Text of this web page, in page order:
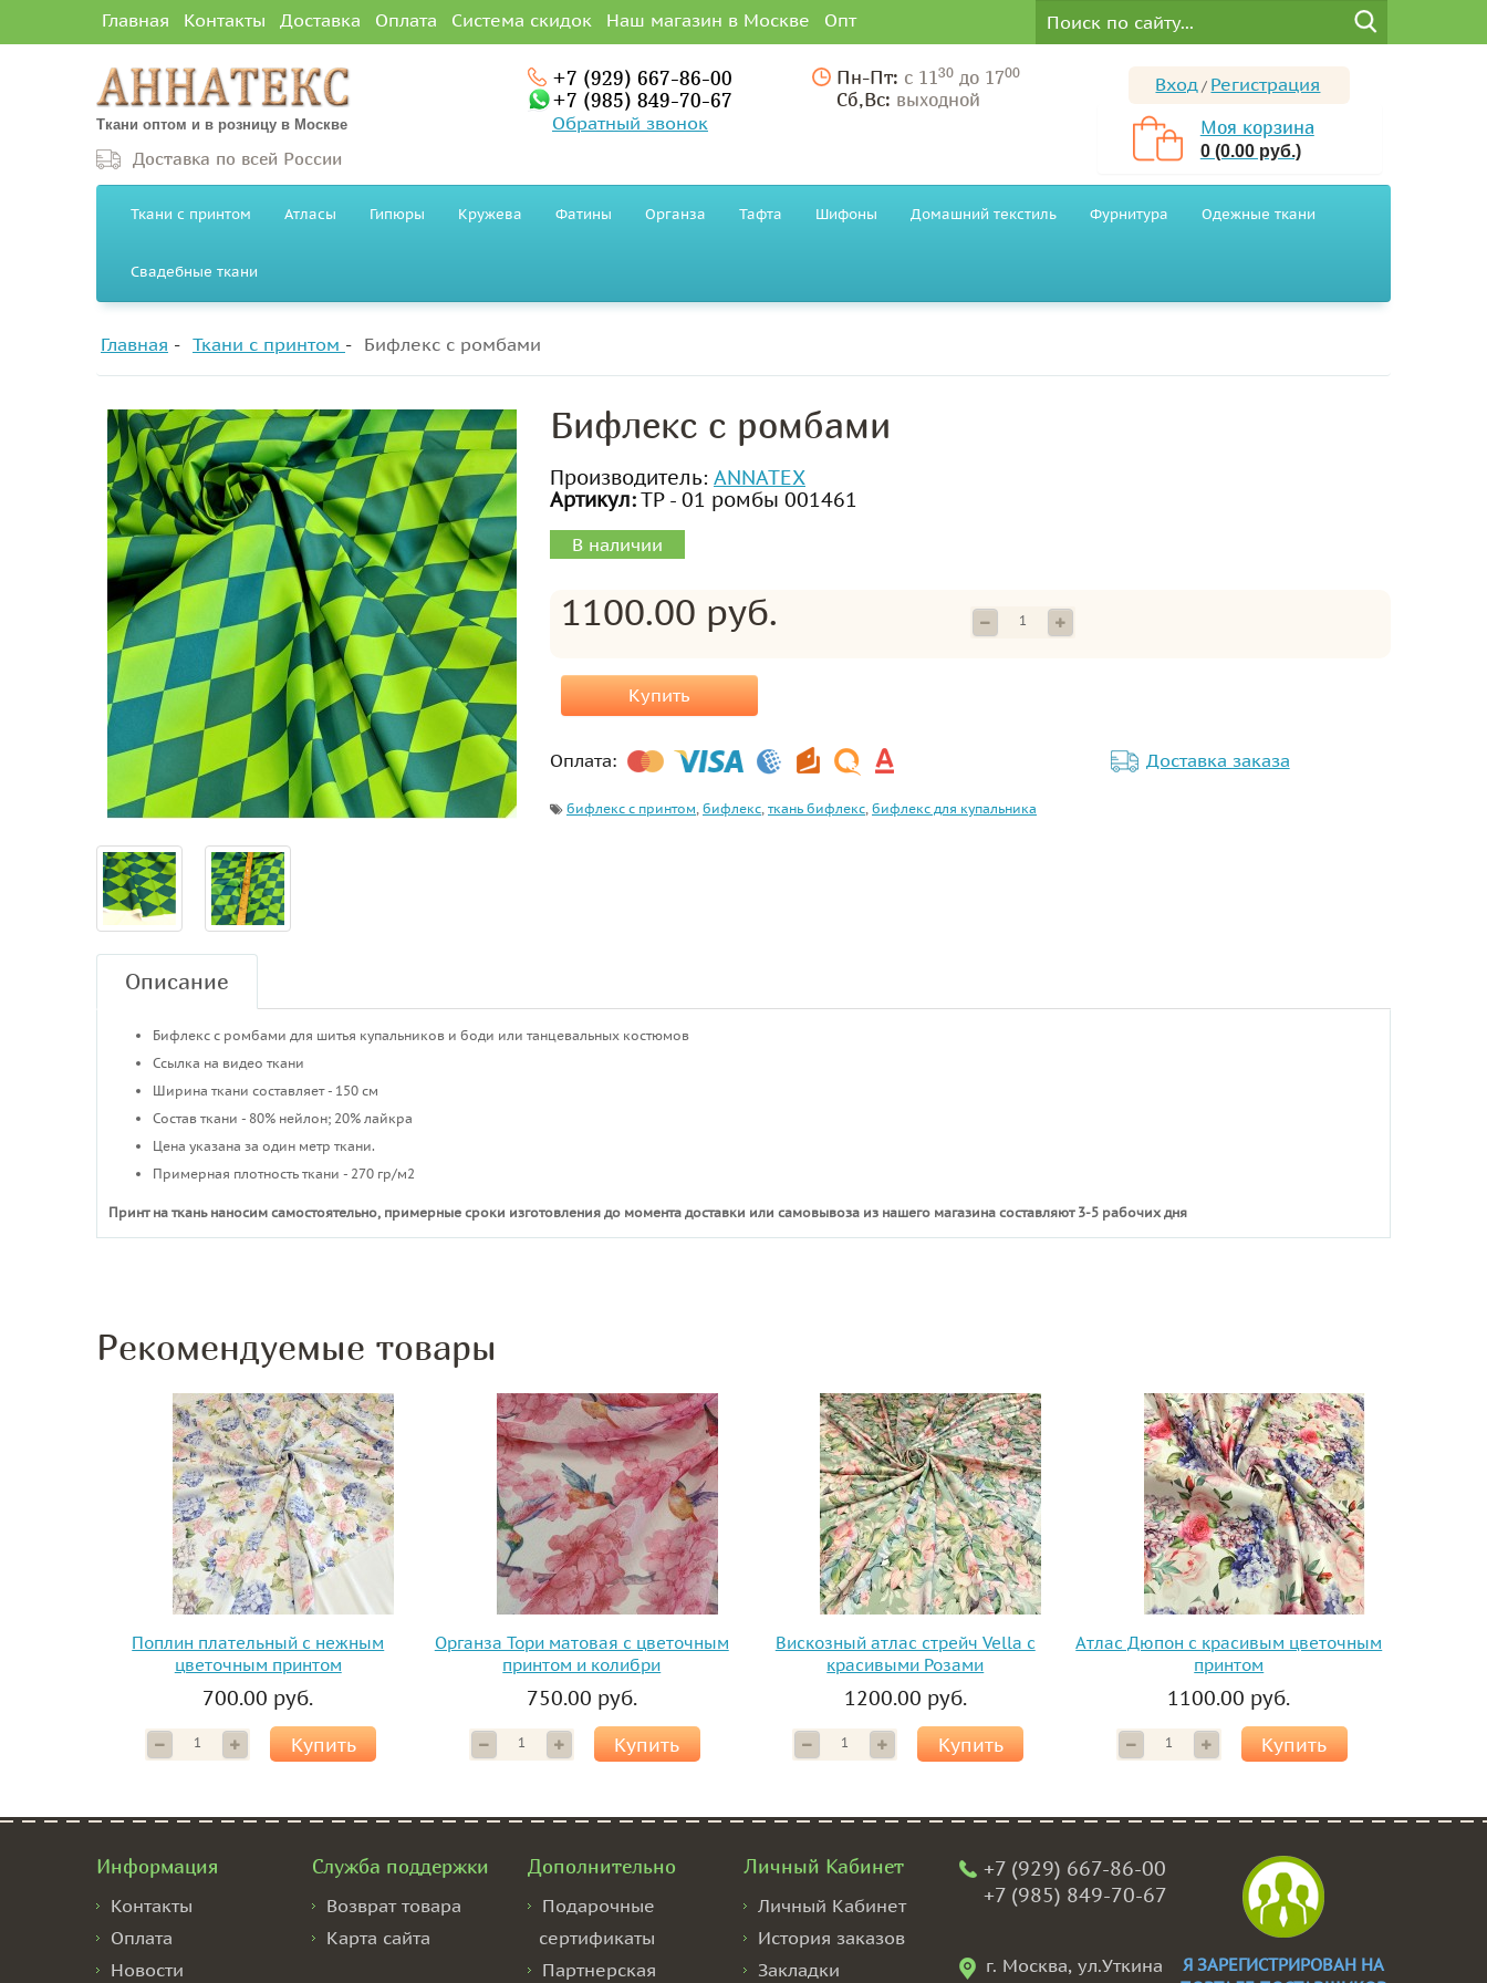
Главная Контакты Доставка Оплата Система скидок Наш магазин в Москве Опт
Ткани оптом и в розницу в Москве
Доставка по всей России
+7 (929) 667-86-00
+7 (985) 849-70-67
Обратный звонок
Пн-Пт: с 1130 до 1700
Сб,Вс: выходной
Вход / Регистрация
Моя корзина
0 (0.00 руб.)
Ткани с принтом Атласы Гипюры Кружева Фатины Органза Тафта Шифоны Домашний текстиль Фурнитура Одежные ткани
Свадебные ткани
Главная Ткани с принтом Бифлекс с ромбами
Бифлекс с ромбами
Производитель: ANNATEX
Артикул:ТР - 01 ромбы 001461
В наличии
1100.00 руб.
Купить
Оплата: Доставка заказа
бифлекс с принтом, бифлекс, ткань бифлекс, бифлекс для купальника
Описание
Бифлекс с ромбами для шитья купальников и боди или танцевальных костюмов
Ссылка на видео ткани
Ширина ткани составляет - 150 см
Состав ткани - 80% нейлон; 20% лайкра
Цена указана за один метр ткани.
Примерная плотность ткани - 270 гр/м2
Принт на ткань наносим самостоятельно, примерные сроки изготовления до момента доставки или самовывоза из нашего магазина составляют 3-5 рабочих дня
Рекомендуемые товары
Поплин плательный с нежным
цветочным принтом
700.00 руб.
Купить
Органза Тори матовая с цветочным
принтом и колибри
750.00 руб.
Купить
Вискозный атлас стрейч Vella с
красивыми Розами
1200.00 руб.
Купить
Атлас Дюпон с красивым цветочным
принтом
1100.00 руб.
Купить
Информация
Контакты
Оплата
Новости
Служба поддержки
Возврат товара
Карта сайта
Дополнительно
Подарочные
сертификаты
Партнерская
Личный Кабинет
Личный Кабинет
История заказов
Закладки
+7 (929) 667-86-00
+7 (985) 849-70-67
г. Москва, ул.Уткина
Я ЗАРЕГИСТРИРОВАН НА